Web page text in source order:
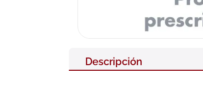
Descripción